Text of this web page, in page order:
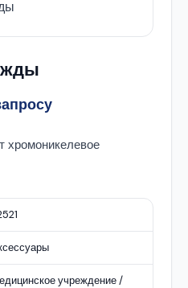
хромоникелевое
учреждение /